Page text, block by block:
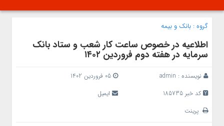
گروه : بانک‌ و بیمه
اطلاعیه در خصوص ساعت کار شعب و ستاد بانک
سرمایه در هفته دوم فروردین ۱۴۰۲
نویسنده : admin
05 فروردین 1402
کد خبر 185735
ایمیل
پرینت